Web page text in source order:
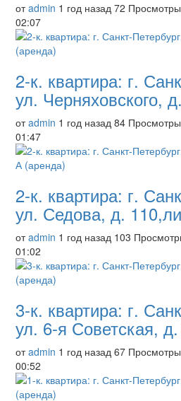
отadmin 1 год назад 72 Просмотры
02:07
2-к. квартира: г.
ул. Черняховского,
отadmin 1 год назад 84 Просмотры
01:47
2-к. квартира: г.
ул. Седова, д.
отadmin 1 год назад 103
01:02
3-к. квартира: г.
ул. 6-я Советская,
отadmin 1 год назад 67 Просмотры
00:52